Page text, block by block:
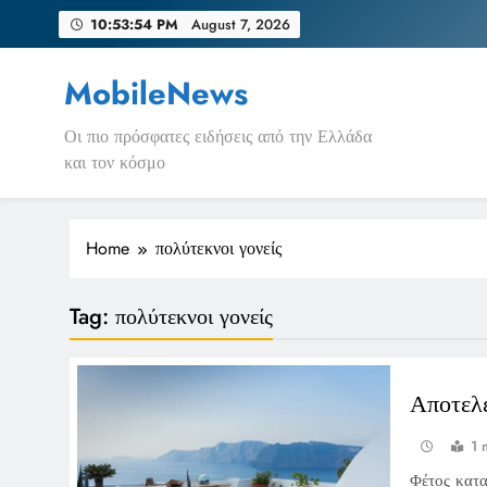
10:53:54 PM August 7, 2026
MobileNews
Οι πιο πρόσφατες ειδήσεις από την Ελλάδα
και τον κόσμο
Home πολύτεκνοι γονείς
Tag: πολύτεκνοι γονείς
1
Φέτος